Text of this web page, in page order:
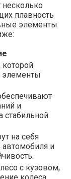
плавность
элементы
которой
элементы
и
стабильной
на себя
и
с кузовом,